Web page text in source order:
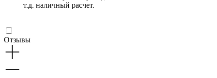
т.д. наличный расчет.
Отзывы